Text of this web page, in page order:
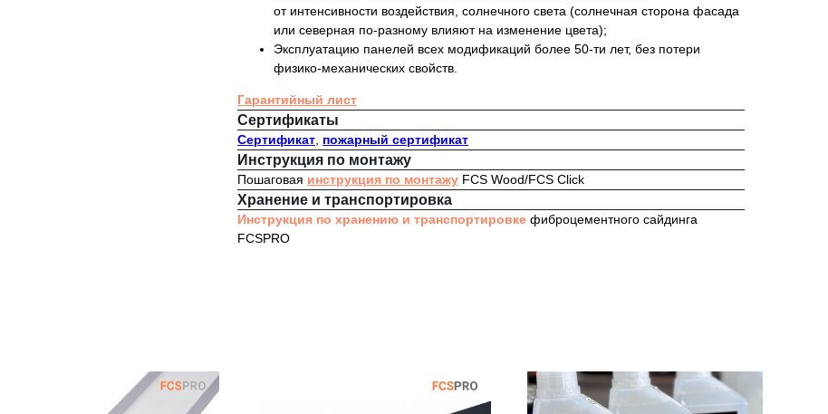
от интенсивности воздействия, солнечного света (солнечная сторона фасада
или северная по-разному влияют на изменение цвета);
Эксплуатацию панелей всех модификаций более 50-ти лет, без потери
физико-механических свойств.
Гарантийный лист
Сертификаты
Сертификат пожарный сертификат
Инструкция по монтажу
Пошаговая инструкция по монтажу FCS Wood/FCS Click
Хранение и транспортировка
Инструкция по хранению и транспортировке фиброцементного сайдинга
FCSPRO